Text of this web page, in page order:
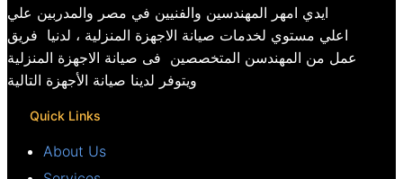
ايدي امهر المهندسين والفنيين في مصر والمدربين علي
اعلي مستوي لخدمات صيانة الاجهزة المنزلية ، لدنيا فريق
عمل من المهندسن المتخصصين فى صيانة الاجهزة المنزلية
ويتوفر لدينا صيانة الأجهزة التالية
Quick Links
About Us